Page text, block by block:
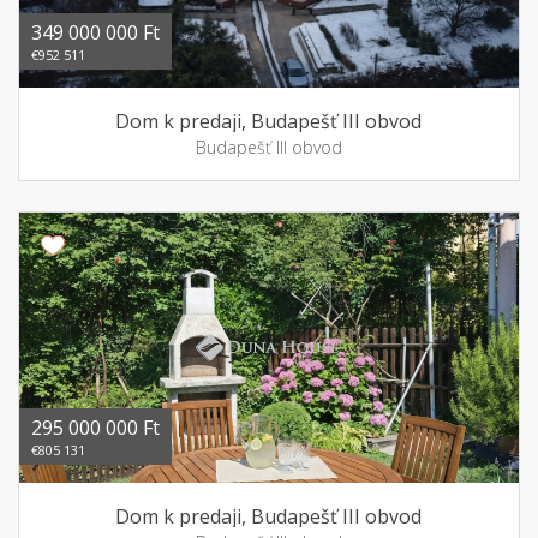
349 000 000 Ft
€952 511
Dom k predaji, Budapešť III obvod
Budapešť III obvod
295 000 000 Ft
€805 131
Dom k predaji, Budapešť III obvod